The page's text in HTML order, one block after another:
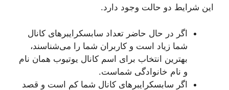
این شرایط دو حالت وجود دارد.
اگر در حال حاضر تعداد سابسکرایبرهای کانال
شما زیاد است و کاربران شما را می‌شناسند،
بهترین انتخاب برای اسم کانال یوتیوب همان نام
و نام خانوادگی شماست.
اگر سابسکرایبرهای کانال شما کم است و قصد